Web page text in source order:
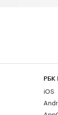
РБК
iOS